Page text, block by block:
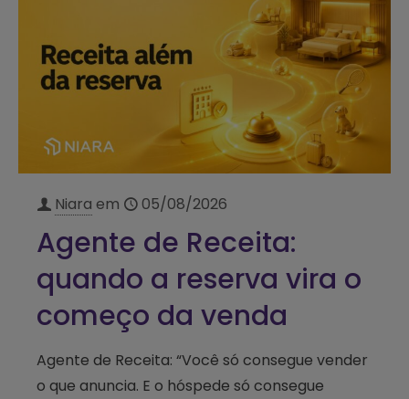
Niara em 05/08/2026
Agente de Receita:
quando a reserva vira o
começo da venda
Agente de Receita: “Você só consegue vender
o que anuncia. E o hóspede só consegue